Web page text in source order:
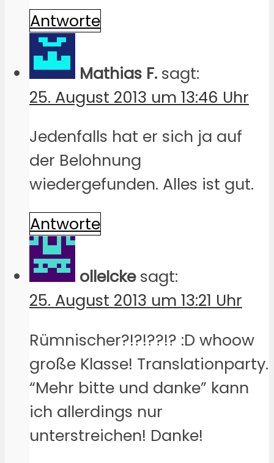
Antworte
Mathias F. sagt:
25. August 2013 um 13:46 Uhr
Jedenfalls hat er sich ja auf
der Belohnung
wiedergefunden. Alles ist gut.
Antworte
olleIcke sagt:
25. August 2013 um 13:21 Uhr
Rümnischer?!?!??!? :D whoow
große Klasse! Translationparty.
“Mehr bitte und danke” kann
ich allerdings nur
unterstreichen! Danke!